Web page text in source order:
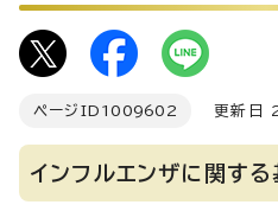
ページID 1009602 更新日
インフルエンザに関す